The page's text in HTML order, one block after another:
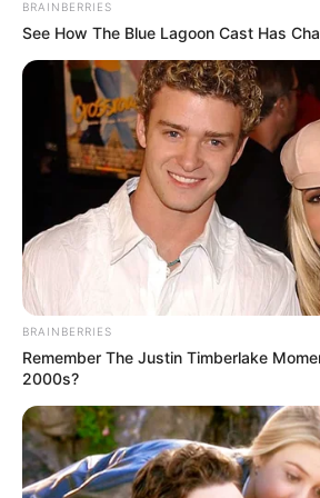
Ужгородські депутати
денного майже половину
BRAINBERRIES
See How The Blue Lagoon Cast Has
BRAINBERRIES
Remember The Justin Timberlake
2000s?